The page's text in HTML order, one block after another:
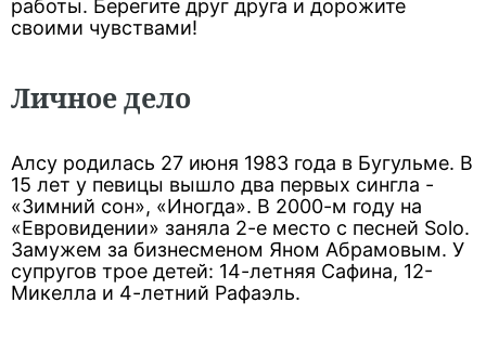
работы. Берегите друг друга и дорожите
своими чувствами!
Личное дело
Алсу родилась 27 июня 1983 года в Бугульме. В
15 лет у певицы вышло два первых сингла -
«Зимний сон», «Иногда». В 2000-м году на
«Евровидении» заняла 2-е место с песней Solo.
Замужем за бизнесменом Яном Абрамовым. У
супругов трое детей: 14-летняя Сафина, 12-
Микелла и 4-летний Рафаэль.